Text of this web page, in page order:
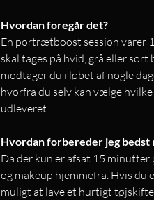
Hvordan foregår det?
En portrætboost session varer
skal tages på hvid, grå eller
modtager du i løbet af nogle
hvorfra du selv kan vælge
udleveret.
Hvordan forbereder jeg bedst
Da der kun er afsat 15
og makeup hjemmefra. Hvis du
muligt at lave et hurtigt